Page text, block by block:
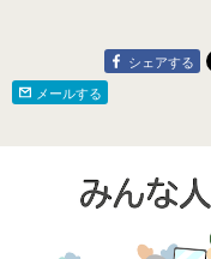
シェアする
メールする